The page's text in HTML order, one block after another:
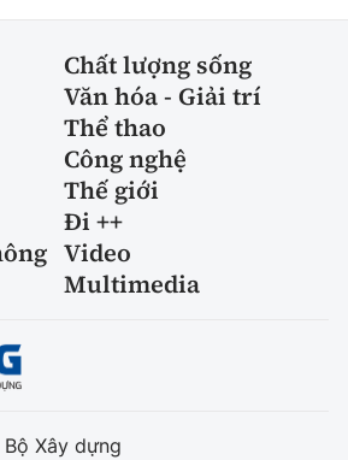
Chất lượng sống
Văn hóa - Giải trí
Thể thao
Công nghệ
Thế giới
Đi ++
Video
Multimedia
Xây dựng